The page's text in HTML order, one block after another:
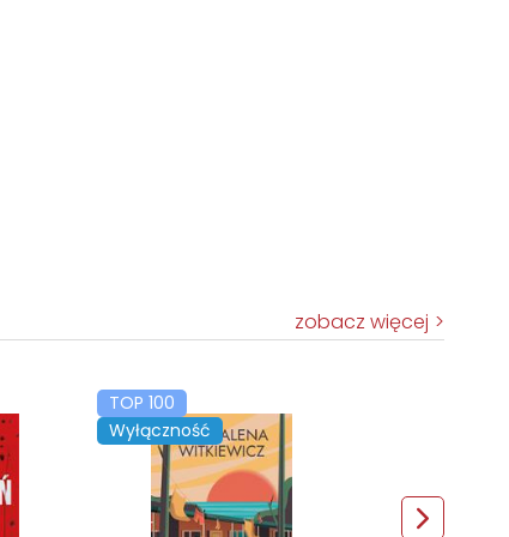
zobacz więcej
TOP 100
Wyłączność